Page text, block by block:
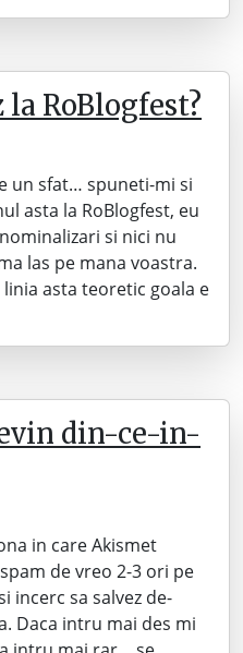
RoBlogfest?
un sfat… spuneti-mi si
asta la RoBlogfest, eu
si nici nu
las pe mana voastra.
asta teoretic goala e
din-ce-in-
in care Akismet
de vreo 2-3 ori pe
incerc sa salvez de-
Daca intru mai des mi